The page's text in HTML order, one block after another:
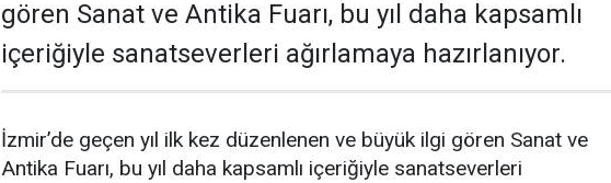
gören Sanat ve Antika Fuarı, bu yıl daha kapsamlı
içeriğiyle sanatseverleri ağırlamaya hazırlanıyor.
İzmir’de geçen yıl ilk kez düzenlenen ve büyük ilgi gören Sanat ve
Antika Fuarı, bu yıl daha kapsamlı içeriğiyle sanatseverleri